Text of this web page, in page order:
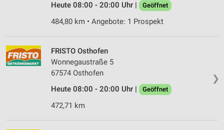
Heute 08:00 - 20:00 Uhr |
Geöffnet
484,80 km • Angebote: 1 Prospekt
❯
FRISTO Osthofen
Wonnegaustraße 5
67574 Osthofen
Heute 08:00 - 20:00 Uhr |
Geöffnet
472,71 km